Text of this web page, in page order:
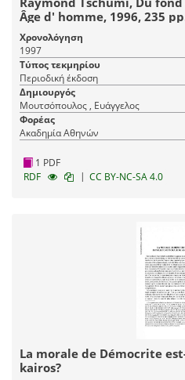
Âge d' homme, 1996, 235
Χρονολόγηση
1997
Τύπος τεκμηρίου
Περιοδική έκδοση
Δημιουργός
Μουτσόπουλος , Ευάγγελος
Φορέας
Ακαδημία Αθηνών
1 PDF
RDF
| CC BY-NC-SA 4.0
La morale de Démocrite
kairos?